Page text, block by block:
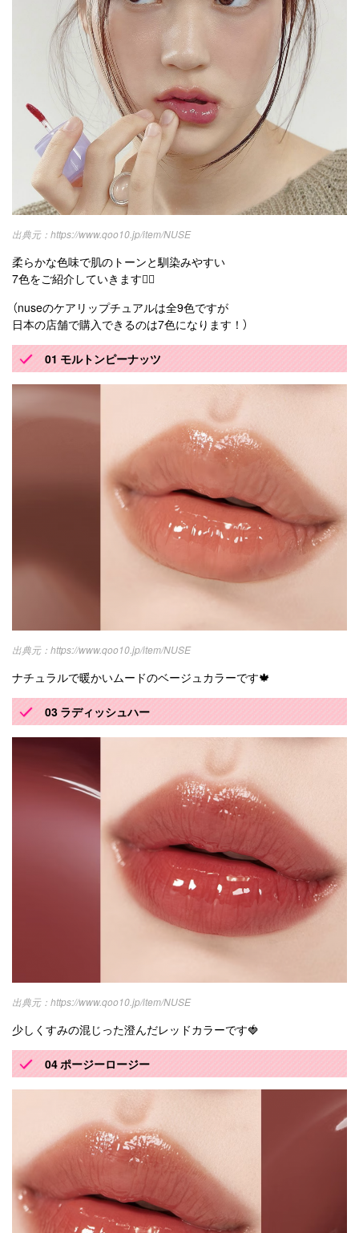
https://www.qoo10.jp/item/NUSE
柔らかな色味で肌のトーンと馴染みやすい
7色をご紹介していきます💁‍♀️
（nuseのケアリップチュアルは全9色ですが
日本の店舗で購入できるのは7色になります！）
01 モルトンピーナッツ
https://www.qoo10.jp/item/NUSE
ナチュラルで暖かいムードのベージュカラーです🍁
03 ラディッシュハー
https://www.qoo10.jp/item/NUSE
少しくすみの混じった澄んだレッドカラーです🍓
04 ポージーロージー